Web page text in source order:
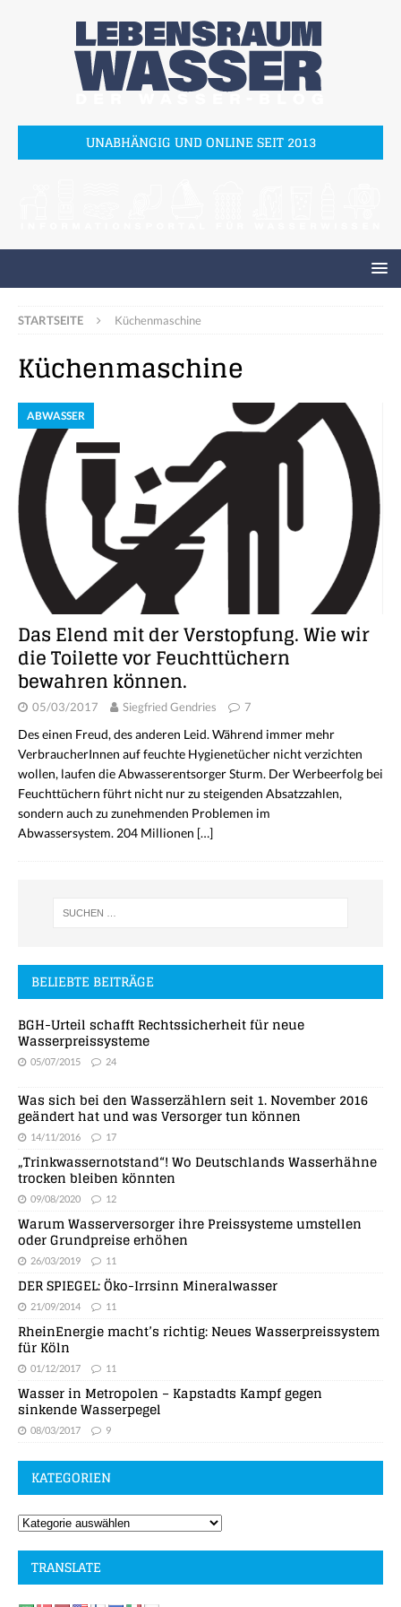
UNABHÄNGIG UND ONLINE SEIT 2013
STARTSEITE Küchenmaschine
Küchenmaschine
ABWASSER
Das Elend mit der Verstopfung. Wie wir
die Toilette vor Feuchttüchern
bewahren können.
05/03/2017 Siegfried Gendries 7
Des einen Freud, des anderen Leid. Während immer mehr
VerbraucherInnen auf feuchte Hygienetücher nicht verzichten
wollen, laufen die Abwasserentsorger Sturm. Der Werbeerfolg bei
Feuchttüchern führt nicht nur zu steigenden Absatzzahlen,
sondern auch zu zunehmenden Problemen im
Abwassersystem. 204 Millionen […]
BELIEBTE BEITRÄGE
BGH-Urteil schafft Rechtssicherheit für neue
Wasserpreissysteme
05/07/2015 24
Was sich bei den Wasserzählern seit 1. November 2016
geändert hat und was Versorger tun können
14/11/2016 17
„Trinkwassernotstand“! Wo Deutschlands Wasserhähne
trocken bleiben könnten
09/08/2020 12
Warum Wasserversorger ihre Preissysteme umstellen
oder Grundpreise erhöhen
26/03/2019 11
DER SPIEGEL: Öko-Irrsinn Mineralwasser
21/09/2014 11
RheinEnergie macht’s richtig: Neues Wasserpreissystem
für Köln
01/12/2017 11
Wasser in Metropolen – Kapstadts Kampf gegen
sinkende Wasserpegel
08/03/2017 9
KATEGORIEN
TRANSLATE